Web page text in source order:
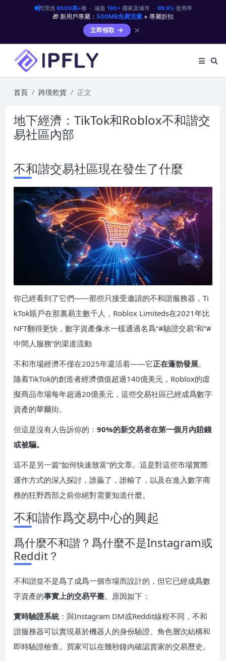
代理池 9000萬+條 · 涵蓋 190+國家及城市 · 99.9%使用率
🎁 新用戶專屬： 500MB免費流量 + 專屬折扣
立即領取
✕
首頁 跨境乾貨 正文
地下經濟：TikTok和Roblox不和諧交
易社區內部
不和諧交易社區現在發生了什麼
你已經看到了它們——那些只接受邀請的不和諧服務器，Ti
kTok賬戶在那裏易主數千人，Roblox Limiteds在2021年比
NFT翻得更快，數字資產像水一樣通過名爲“#驗證交易”和“#
中間人服務”的渠道流動
不和市場經濟不僅在2025年還活着——它正在蓬勃發展。
隨着TikTok的創造者經濟價值超過140億美元，Roblox的虛
擬商品市場每年超過20億美元，這些交易社區已經成爲數字
資產的華爾街。
但這是沒有人告訴你的： 90%的新交易者在第一個月內賠錢
或被騙。
這不是另一篇“如何快速致富”的文章。這是對這些市場實際
運作方式的深入探討，誰贏了，誰輸了，以及在進入數字商
務的狂野西部之前你絕對需要知道什麼。
不和諧作爲交易中心的興起
爲什麼不和諧？爲什麼不是Instagram或
Reddit？
不和諧並不是爲了成爲一個市場而設計的，但它已經成爲數
字資產的事實上的交易平臺。原因如下：
實時驗證系統：與Instagram DM或Reddit線程不同，不和
諧服務器可以實現基於機器人的身份驗證、角色層次結構和
即時驗證檢查。買家可以在幾秒鐘內確認賣家的交易歷史。